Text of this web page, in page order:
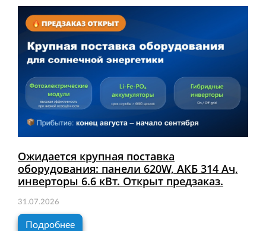
Ожидается крупная поставка
оборудования: панели 620W, АКБ 314 Ач,
инверторы 6.6 кВт. Открыт предзаказ.
31.07.2026
Подробнее